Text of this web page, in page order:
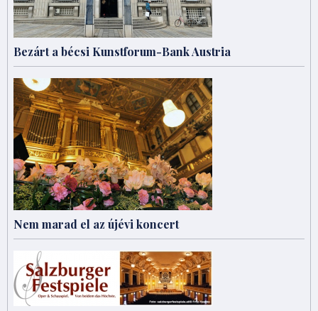
Bezárt a bécsi Kunstforum-Bank Austria
Nem marad el az újévi koncert